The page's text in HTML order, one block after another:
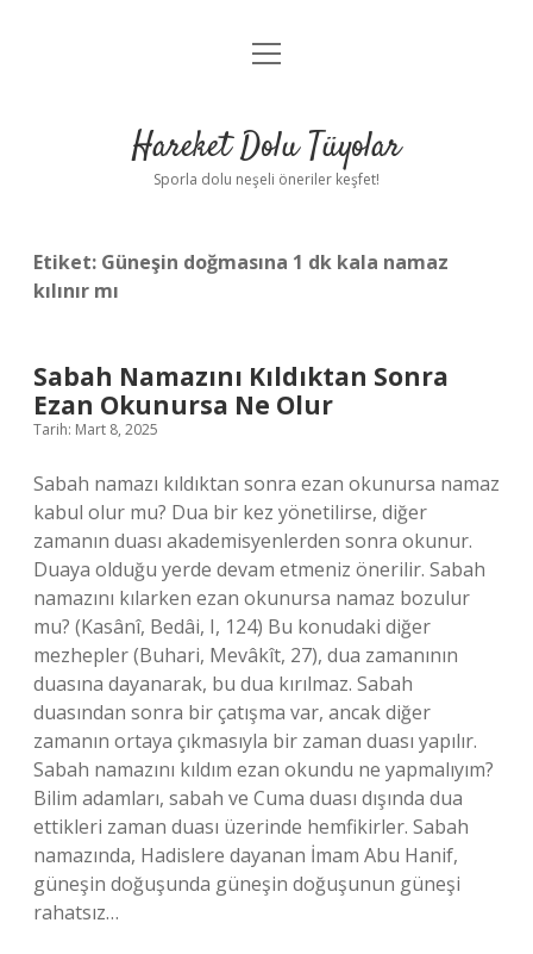
Anasayfa
Yasal Uyarı
menüyü
Hareket Dolu Tüyolar
Sporla dolu neşeli öneriler keşfet!
Etiket: Güneşin doğmasına 1 dk kala namaz
kılınır mı
Sabah Namazını Kıldıktan Sonra
Ezan Okunursa Ne Olur
Tarih: Mart 8, 2025
Sabah namazı kıldıktan sonra ezan okunursa namaz
kabul olur mu? Dua bir kez yönetilirse, diğer
zamanın duası akademisyenlerden sonra okunur.
Duaya olduğu yerde devam etmeniz önerilir. Sabah
namazını kılarken ezan okunursa namaz bozulur
mu? (Kasânî, Bedâi, I, 124) Bu konudaki diğer
mezhepler (Buhari, Mevâkît, 27), dua zamanının
duasına dayanarak, bu dua kırılmaz. Sabah
duasından sonra bir çatışma var, ancak diğer
zamanın ortaya çıkmasıyla bir zaman duası yapılır.
Sabah namazını kıldım ezan okundu ne yapmalıyım?
Bilim adamları, sabah ve Cuma duası dışında dua
ettikleri zaman duası üzerinde hemfikirler. Sabah
namazında, Hadislere dayanan İmam Abu Hanif,
güneşin doğuşunda güneşin doğuşunun güneşi
rahatsız…